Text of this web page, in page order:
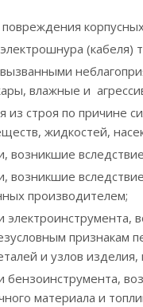
(кабеля)
влажные и
из строя по причине
жидкостей,
возникшие
возникшие
производителем;
электроинструмента,
признакам
и узлов
бензоинструмента,
материала и